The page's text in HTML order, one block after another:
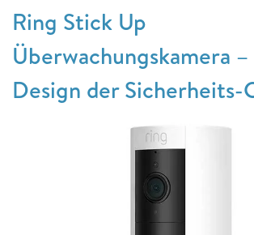
Ring Stick Up
Überwachungskamera –
Design der Sicherheits-